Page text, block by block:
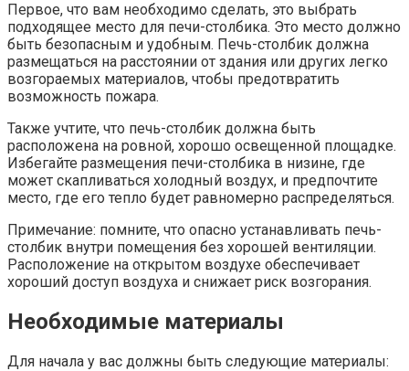
Первое, что вам необходимо сделать, это выбрать
подходящее место для печи-столбика. Это место должно
быть безопасным и удобным. Печь-столбик должна
размещаться на расстоянии от здания или других легко
возгораемых материалов, чтобы предотвратить
возможность пожара.
Также учтите, что печь-столбик должна быть
расположена на ровной, хорошо освещенной площадке.
Избегайте размещения печи-столбика в низине, где
может скапливаться холодный воздух, и предпочтите
место, где его тепло будет равномерно распределяться.
Примечание: помните, что опасно устанавливать печь-
столбик внутри помещения без хорошей вентиляции.
Расположение на открытом воздухе обеспечивает
хороший доступ воздуха и снижает риск возгорания.
Необходимые материалы
Для начала у вас должны быть следующие материалы: